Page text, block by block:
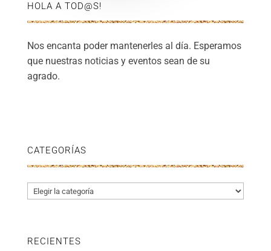
HOLA A TOD@S!
Nos encanta poder mantenerles al día. Esperamos
que nuestras noticias y eventos sean de su
agrado.
CATEGORÍAS
Categorías
RECIENTES